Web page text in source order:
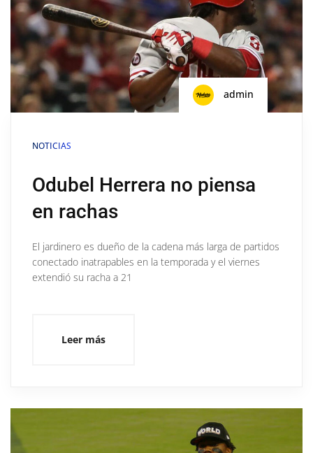
admin
NOTICIAS
Odubel Herrera no piensa
en rachas
El jardinero es dueño de la cadena más larga de partidos
conectado inatrapables en la temporada y el viernes
extendió su racha a 21
Leer más